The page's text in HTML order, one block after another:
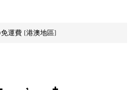
運費 (港澳地區)